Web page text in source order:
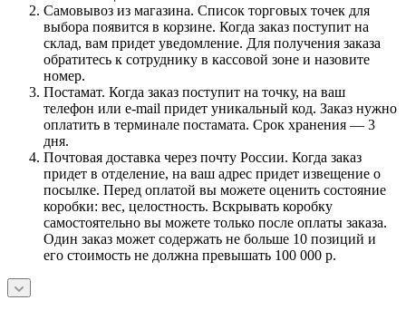
Самовывоз из магазина. Список торговых точек для
выбора появится в корзине. Когда заказ поступит на
склад, вам придет уведомление. Для получения заказа
обратитесь к сотруднику в кассовой зоне и назовите
номер.
Постамат. Когда заказ поступит на точку, на ваш
телефон или e-mail придет уникальный код. Заказ нужно
оплатить в терминале постамата. Срок хранения — 3
дня.
Почтовая доставка через почту России. Когда заказ
придет в отделение, на ваш адрес придет извещение о
посылке. Перед оплатой вы можете оценить состояние
коробки: вес, целостность. Вскрывать коробку
самостоятельно вы можете только после оплаты заказа.
Один заказ может содержать не больше 10 позиций и
его стоимость не должна превышать 100 000 р.